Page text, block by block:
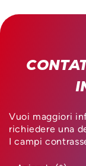
Vuoi maggiori
richiedere una
I campi